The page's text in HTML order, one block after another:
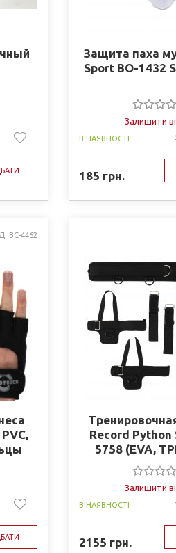
Защита паха
Sport BO-1432
Залишити
В НАЯВНОСТІ
185 грн.
BC-4462
Record Python
5758 (EVA,
жгутов
2шт.-
Залишити
В НАЯВНОСТІ
2155 грн.